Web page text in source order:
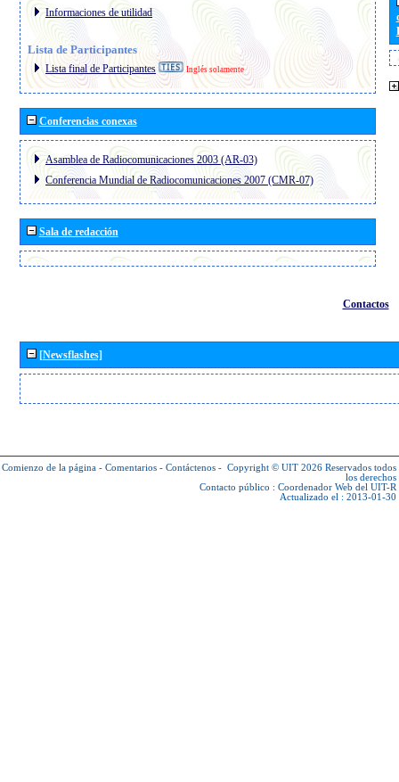
Informaciones de utilidad
Lista de Participantes
Lista final de Participantes Inglés solamente
Conferencias conexas
Asamblea de Radiocomunicaciones 2003 (AR-03)
Conferencia Mundial de Radiocomunicaciones 2007 (CMR-07)
Sala de redacción
Contactos
[Newsflashes]
Comienzo de la página - Comentarios - Contáctenos - Copyright © UIT 2026 Reservados todos
los derechos
Contacto público : Coordenador Web del UIT-R
Actualizado el : 2013-01-30